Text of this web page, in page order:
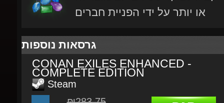
CONAN EXILES ENHANCED -
COMPLETE EDITION
Steam
₪283.75
₪313.40